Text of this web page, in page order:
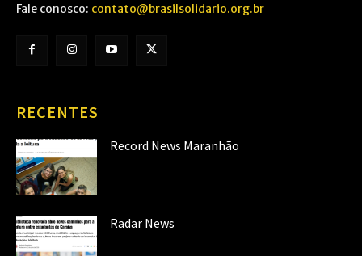
Fale conosco: contato@brasilsolidario.org.br
RECENTES
Record News Maranhão
Radar News